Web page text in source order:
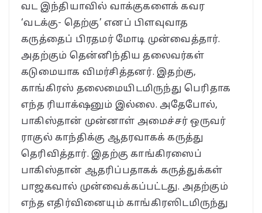
வட இந்தியாவில் வாக்குகளைக் கவர
‘வடக்கு- தெற்கு’ எனப் பிளவுவாத
கருத்தைப் பிரதமர் மோடி முன்வைத்தார்.
அதற்கும் தென்னிந்திய தலைவர்கள்
கடுமையாக விமர்சித்தனர். இதற்கு,
காங்கிரஸ் தலைமையிடமிருந்து பெரிதாக
எந்த ரியாக்‌ஷனும் இல்லை. அதேபோல்,
பாகிஸ்தான் முன்னாள் அமைச்சர் ஒருவர்
ராகுல் காந்திக்கு ஆதரவாகக் கருத்து
தெரிவித்தார். இதற்கு காங்கிரஸைப்
பாகிஸ்தான் ஆதரிப்பதாகக் கருத்துக்கள்
பாஜகவால் முன்வைக்கப்பட்டது. அதற்கும்
எந்த எதிர்வினையும் காங்கிரஸிடமிருந்து